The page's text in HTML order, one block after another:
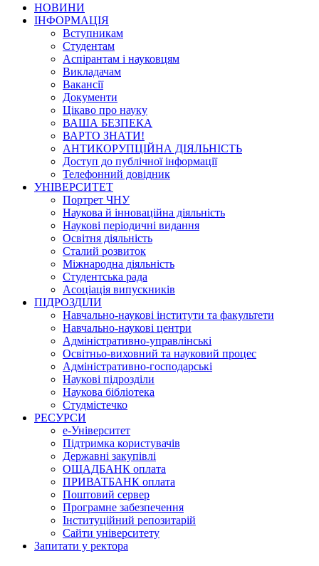
НОВИНИ
ІНФОРМАЦІЯ
Вступникам
Студентам
Аспірантам і науковцям
Викладачам
Вакансії
Документи
Цікаво про науку
ВАША БЕЗПЕКА
ВАРТО ЗНАТИ!
АНТИКОРУПЦІЙНА ДІЯЛЬНІСТЬ
Доступ до публічної інформації
Телефонний довідник
УНІВЕРСИТЕТ
Портрет ЧНУ
Наукова й інноваційна діяльність
Наукові періодичні видання
Освітня діяльність
Сталий розвиток
Міжнародна діяльність
Студентська рада
Асоціація випускників
ПІДРОЗДІЛИ
Навчально-наукові інститути та факультети
Навчально-наукові центри
Адміністративно-управлінські
Освітньо-виховний та науковий процес
Адміністративно-господарські
Наукові підрозділи
Наукова бібліотека
Студмістечко
РЕСУРСИ
е-Університет
Підтримка користувачів
Державні закупівлі
ОЩАДБАНК оплата
ПРИВАТБАНК оплата
Поштовий сервер
Програмне забезпечення
Інституційний репозитарій
Сайти університету
Запитати у ректора